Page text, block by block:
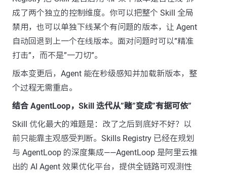
成了两个独立的控制维度。你可以把整个 Skill 全局
禁用，也可以单独下线某个有问题的版本，让 Agent
自动回退到上一个在线版本。面对问题时可以”精准
打击”，而不是”一刀切”。
版本变更后，Agent 能在秒级感知并加载新版本，整
个过程无需重启。
结合 AgentLoop，Skill 迭代从”赌”变成”有据可依”
Skill 优化最大的难题是：改了之后到底好不好？以
前只能靠主观感受判断。Skills Registry 已经在规划
与 AgentLoop 的深度集成——AgentLoop 是阿里云推
出的 AI Agent 效果优化平台，提供全链路可观测性